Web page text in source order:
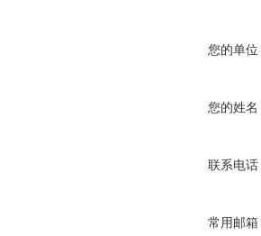
您的单位
您的姓名
联系电话
常用邮箱